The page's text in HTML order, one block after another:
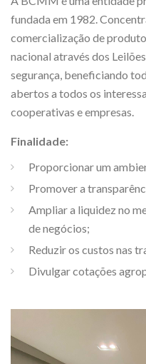
fundada em 1982.
comercialização de
nacional através dos
segurança, beneficiando
abertos a todos os
cooperativas e empresas.
Finalidade:
Proporcionar um
Promover a
Ampliar a liquidez no
de negócios;
Reduzir os custos nas
Divulgar cotações